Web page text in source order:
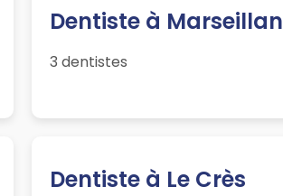
Dentiste à Marseillan
3 dentistes
Dentiste à Le Crès